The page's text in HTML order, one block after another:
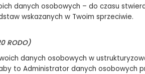
danych osobowych – do czasu
wskazanych w Twoim sprzeciwie.
RODO)
danych osobowych w
to Administrator danych osobowych